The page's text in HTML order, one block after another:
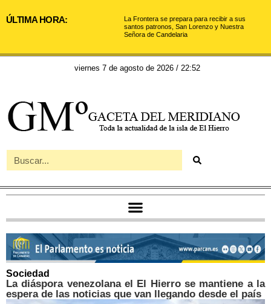
ÚLTIMA HORA:
La Frontera se prepara para recibir a sus
santos patronos, San Lorenzo y Nuestra
Señora de Candelaria
viernes 7 de agosto de 2026 / 22:52
Sociedad
La diáspora venezolana el El Hierro se mantiene a la
espera de las noticias que van llegando desde el país